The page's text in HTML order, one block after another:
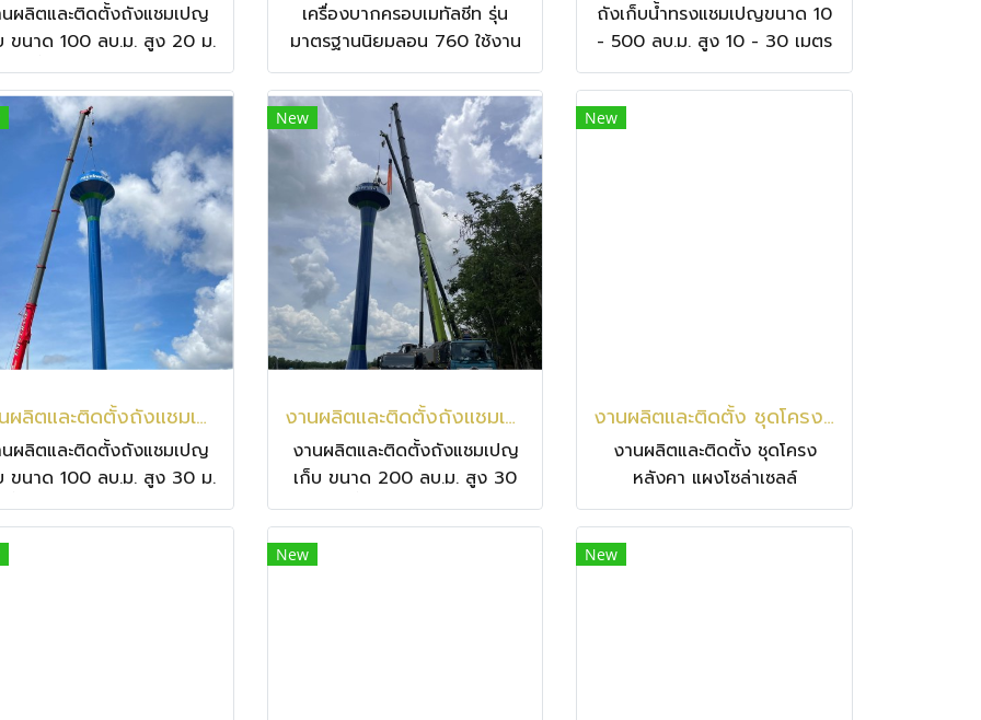
นผลิตและติดตั้งถังแชมเปญ
ขนาด 100 ลบ.ม. สูง 20 ม.
เก็บน้ำ 100,000 ลิตร ที่
.ตราด อ.เขาสมิง ต.สะตอ
เครื่องบากครอบเมทัลชีท รุ่น
มาตรฐานนิยมลอน 760 ใช้งาน
ง่าย ใช้กับ Flashing เมทัลชีท
ลอน 760 ตัดได้สวย คมกริบ
ความหนาแผ่นที่ตัดได้ไม่เกิน
0.50 มม.
ถังเก็บน้ำทรงแชมเปญขนาด 10
- 500 ลบ.ม. สูง 10 - 30 เมตร
งานผลิตและติดตั้งถังแชมเปญเก็บ ขนาด 100 ลบ.ม. สูง 30 ม. เก็บน้ำ 100,000 ลิตร ที่จังหวัดสระแก้ว
นผลิตและติดตั้งถังแชมเปญ
ขนาด 100 ลบ.ม. สูง 30 ม.
น้ำ 100,000 ลิตร ที่จังหวัด
สระแก้ว
New
งานผลิตและติดตั้งถังแชมเปญเก็บ ขนาด 200 ลบ.ม. สูง 30 ม. เก็บน้ำ 200,000 ลิตร ที่จังหวัดฉะเชิงเทรา
งานผลิตและติดตั้งถังแชมเปญ
เก็บ ขนาด 200 ลบ.ม. สูง 30
ม. เก็บน้ำ 200,000 ลิตร ที่
จังหวัดฉะเชิงเทรา
New
งานผลิตและติดตั้ง ชุดโครงหลังคา แผงโซล่าเซลล์
งานผลิตและติดตั้ง ชุดโครง
หลังคา แผงโซล่าเซลล์
New New